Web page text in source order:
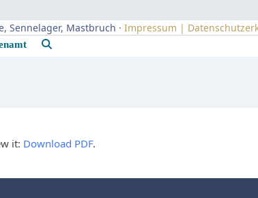
Sennelager, Mastbruch · Impressum |
it: Download PDF.